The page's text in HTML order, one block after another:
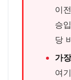
이
승
당
가
여